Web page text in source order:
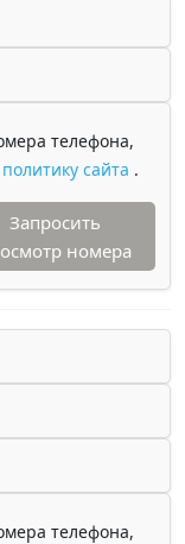
телефона,
сайта .
Запросить
номера
телефона,